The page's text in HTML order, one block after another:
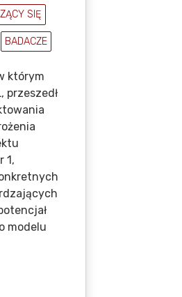
SIĘ
BADACZE
którym
przeszedł
1,
modelu